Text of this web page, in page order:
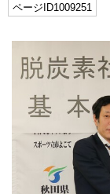
ページID1009251